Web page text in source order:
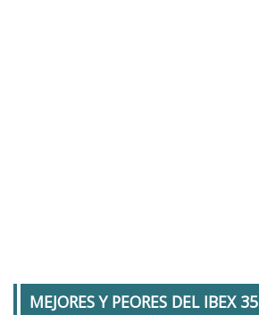
MEJORES Y PEORES DEL IBEX 35